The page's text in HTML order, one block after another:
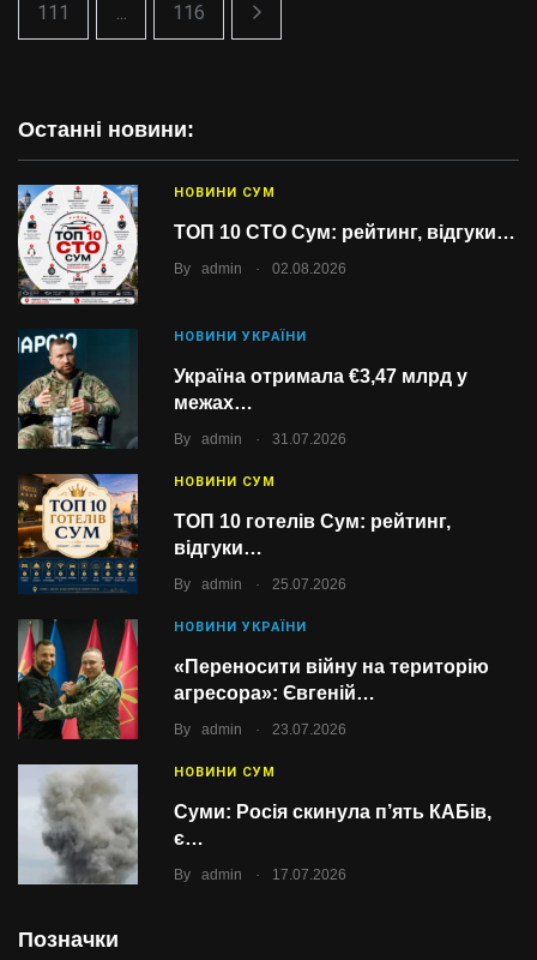
111 ... 116
Останні новини:
НОВИНИ СУМ
ТОП 10 СТО Сум: рейтинг, відгуки…
By admin . 02.08.2026
НОВИНИ УКРАЇНИ
Україна отримала €3,47 млрд у
межах…
By admin . 31.07.2026
НОВИНИ СУМ
ТОП 10 готелів Сум: рейтинг,
відгуки…
By admin . 25.07.2026
НОВИНИ УКРАЇНИ
«Переносити війну на територію
агресора»: Євгеній…
By admin . 23.07.2026
НОВИНИ СУМ
Суми: Росія скинула п’ять КАБів,
є…
By admin . 17.07.2026
Позначки